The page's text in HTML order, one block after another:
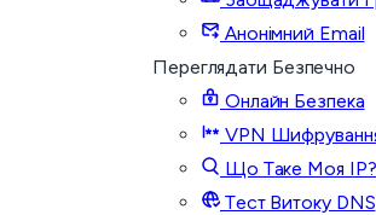
Анонімний Email
Переглядати Безпечно
Онлайн Безпека
VPN
Що Таке Моя IP?
Тест Витоку DNS